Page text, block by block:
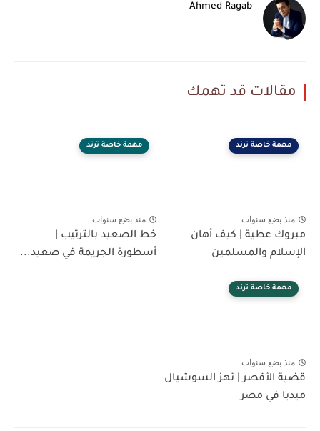
Ahmed Ragab
مقالات قد تهمك
مهمة خاصة ترند
منذ بضع سنوات
مبروك عطية | كيف أهان
الإسلام والمسلمين
مهمة خاصة ترند
منذ بضع سنوات
خط الصعيد بالترتيب |
أسطورة الجريمة في صعيد...
مهمة خاصة ترند
منذ بضع سنوات
قضية الأقصر | تهز السوشيال
ميديا في مصر